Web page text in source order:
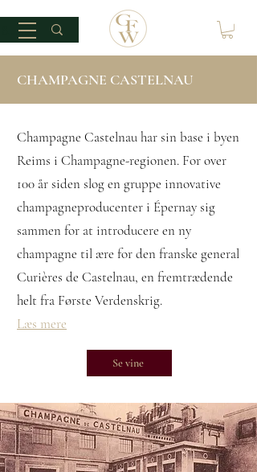
CHAMPAGNE CASTELNAU
Champagne Castelnau har sin base i byen
Reims i Champagne-regionen. For over
100 år siden slog en gruppe innovative
champagneproducenter i Épernay sig
sammen for at introducere en ny
champagne til ære for den franske general
Curières de Castelnau, en fremtrædende
helt fra Første Verdenskrig.
Læs mere
Se vine